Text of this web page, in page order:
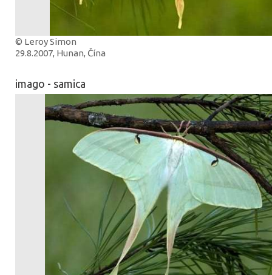
© Leroy Simon
29.8.2007, Hunan, Čína
imago - samica